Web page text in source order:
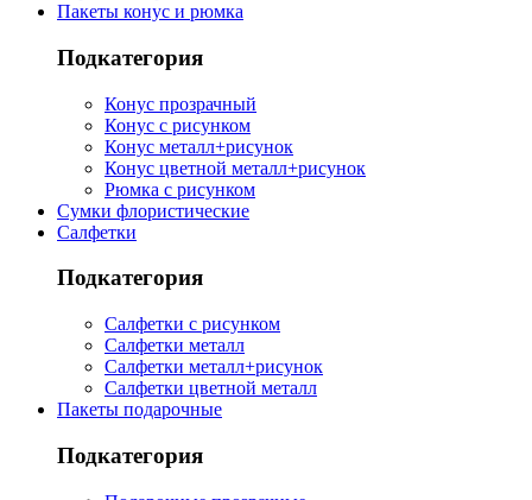
Пакеты конус и рюмка
Подкатегория
Конус прозрачный
Конус с рисунком
Конус металл+рисунок
Конус цветной металл+рисунок
Рюмка с рисунком
Сумки флористические
Салфетки
Подкатегория
Салфетки с рисунком
Салфетки металл
Салфетки металл+рисунок
Салфетки цветной металл
Пакеты подарочные
Подкатегория